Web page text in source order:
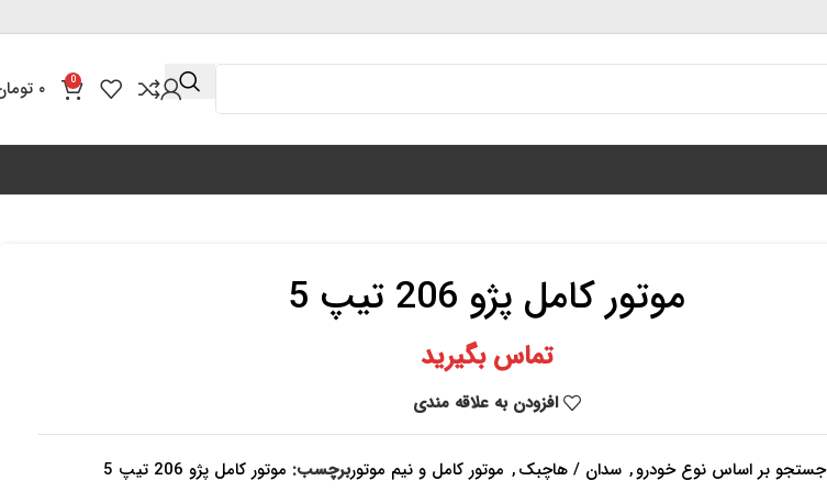
0 ۰
موتور کامل پژو 206 تیپ 5
تماس بگیرید
افزودن به علاقه مندی
جستجو بر اساس نوع خودرو, سدان / هاچبک, موتور کامل و نیم موتوربرچسب: موتور کامل پژو 206 تیپ 5